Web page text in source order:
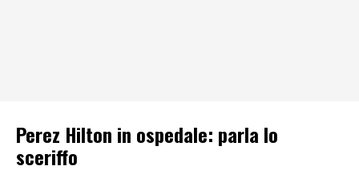
Perez Hilton in ospedale: parla lo
sceriffo